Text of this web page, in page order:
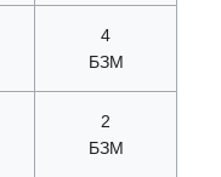
4
БЗМ
2
БЗМ